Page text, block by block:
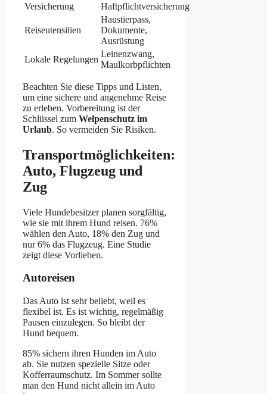
Versicherung
Haftpflichtversicherung
Reiseutensilien
Haustierpass,
Dokumente,
Ausrüstung
Lokale Regelungen
Leinenzwang,
Maulkorbpflichten
Beachten Sie diese Tipps und Listen,
um eine sichere und angenehme Reise
zu erleben. Vorbereitung ist der
Schlüssel zum Welpenschutz im
Urlaub. So vermeiden Sie Risiken.
Transportmöglichkeiten:
Auto, Flugzeug und
Zug
Viele Hundebesitzer planen sorgfältig,
wie sie mit ihrem Hund reisen. 76%
wählen den Auto, 18% den Zug und
nur 6% das Flugzeug. Eine Studie
zeigt diese Vorlieben.
Autoreisen
Das Auto ist sehr beliebt, weil es
flexibel ist. Es ist wichtig, regelmäßig
Pausen einzulegen. So bleibt der
Hund bequem.
85% sichern ihren Hunden im Auto
ab. Sie nutzen spezielle Sitze oder
Kofferraumschutz. Im Sommer sollte
man den Hund nicht allein im Auto